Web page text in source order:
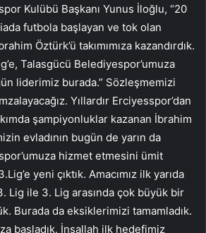
Kulübü Başkanı Yunus İloğlu, “20
futbola başlayan ve tok olan
Öztürk’ü takımımıza kazandırdık.
Talasgücü Belediyespor’umuza
liderimiz burada.” Sözleşmemizi
Yıllardır Erciyesspor’dan
şampiyonluklar kazanan İbrahim
evladının bugün de yarın da
hizmet etmesini ümit
yeni çıktık. Amacımız ilk yarıda
Lig ile 3. Lig arasında çok büyük bir
Burada da eksiklerimizi tamamladık.
başladık. İnşallah ilk hedefimiz